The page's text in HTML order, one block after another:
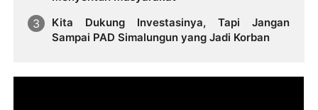
Kita Dukung Investasinya, Tapi Jangan
Sampai PAD Simalungun yang Jadi Korban